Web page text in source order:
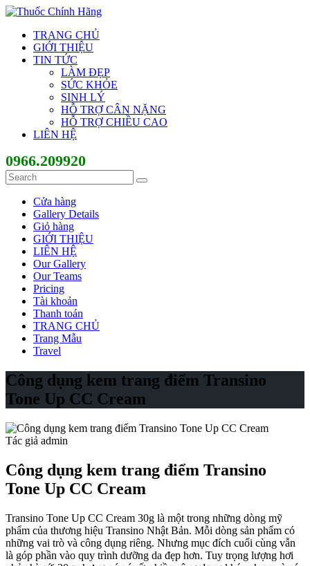
TRANG CHỦ
GIỚI THIỆU
TIN TỨC
LÀM ĐẸP
SỨC KHỎE
SINH LÝ
HỖ TRỢ CÂN NẶNG
HỖ TRỢ CHIỀU CAO
LIÊN HỆ
0966.209920
Cửa hàng
Gallery Details
Giỏ hàng
GIỚI THIỆU
LIÊN HỆ
Our Gallery
Our Teams
Pricing
Tài khoản
Thanh toán
TRANG CHỦ
Trang Mẫu
Travel
Công dụng kem trang điểm Transino
Tone Up CC Cream
Tác giả admin
Công dụng kem trang điểm Transino
Tone Up CC Cream
Transino Tone Up CC Cream 30g là một trong những dòng mỹ
phẩm của thương hiệu Transino Nhật Bản. Mỗi dòng sản phẩm có
những vai trò và công dụng riêng. Nhưng mục đích cuối cùng vẫn
là góp phần vào quy trình dưỡng da đẹp hơn. Tuy trọng lượng hơi